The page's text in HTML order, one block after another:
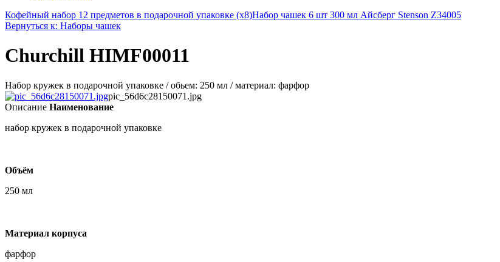
Кофейный набор 12 предметов в подарочной упаковке (х8)Набор чашек 6 шт 300 мл Айсберг Stenson Z34005
Вернуться к: Наборы чашек
Churchill HIMF00011
Набор кружек в подарочной упаковке / обьем: 250 мл / материал: фарфор
pic_56d6c28150071.jpg
Описание Наименование
набор кружек в подарочной упаковке
Объём
250 мл
Материал корпуса
фарфор